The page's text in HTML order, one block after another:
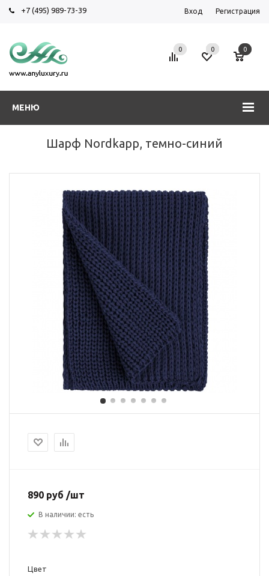
+7 (495) 989-73-39 Вход Регистрация
МЕНЮ
0 0 0
Шарф Nordkapp, темно-синий
890 руб /шт
В наличии: есть
Цвет